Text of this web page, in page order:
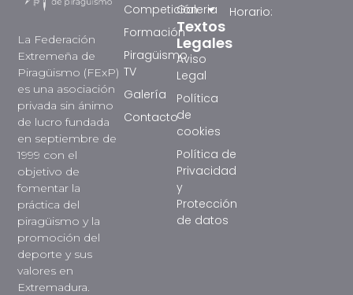
La Federación
Extremeña de
Piragüismo (FExP)
es una asociación
privada sin ánimo
de lucro fundada
en septiembre de
1999 con el
objetivo de
fomentar la
práctica del
piragüismo y la
promoción del
deporte y sus
valores en
Extremadura.
Galeria
Textos
Legales
Aviso
Legal
Política
de
cookies
Política de
Privacidad
y
Protección
de datos
Competición
Formación
Piragüismo
TV
Galería
Contacto
Horario: